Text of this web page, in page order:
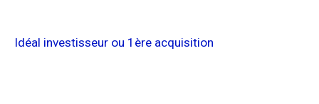
Idéal investisseur ou 1ère acquisition